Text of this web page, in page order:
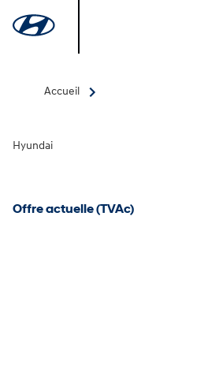
Accueil
Hyundai
Offre actuelle (TVAc)